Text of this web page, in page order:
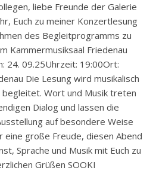
Euch zu meiner Konzertlesung
des Begleitprogramms zu
Kammermusiksaal Friedenau
24. 09.25Uhrzeit: 19:00Ort:
Die Lesung wird musikalisch
Wort und Musik treten
Dialog und lassen die
auf besondere Weise
eine große Freude, diesen Abend
Sprache und Musik mit Euch zu
Grüßen SOOKI